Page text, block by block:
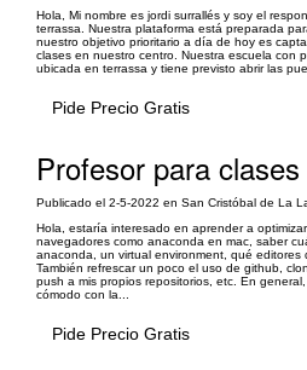
Hola, Mi nombre es jordi surrallés y soy el
terrassa. Nuestra plataforma está preparada
nuestro objetivo prioritario a día de hoy es
clases en nuestro centro. Nuestra escuela con
ubicada en terrassa y tiene previsto abrir las
Pide Precio Gratis
Profesor para
Publicado el 2-5-2022 en San Cristóbal de La
Hola, estaría interesado en aprender a
navegadores como anaconda en mac, saber
anaconda, un virtual environment, qué editores
También refrescar un poco el uso de github,
push a mis propios repositorios, etc. En
cómodo con la...
Pide Precio Gratis